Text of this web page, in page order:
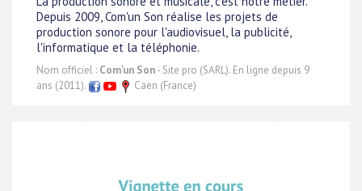
Depuis 2009, Com'un Son réalise les projets de
production sonore pour l'audiovisuel, la publicité,
l'informatique et la téléphonie.
Nom officiel : Com'un Son- Site pro (SARL). En ligne depuis 9
ans (2011).
Caen (France)